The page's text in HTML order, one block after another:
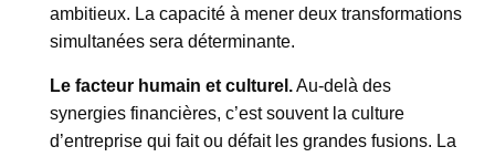
ambitieux. La capacité à mener deux transformations
simultanées sera déterminante.
Le facteur humain et culturel.Au-delà des
synergies financières, c’est souvent la culture
d’entreprise qui fait ou défait les grandes fusions. La